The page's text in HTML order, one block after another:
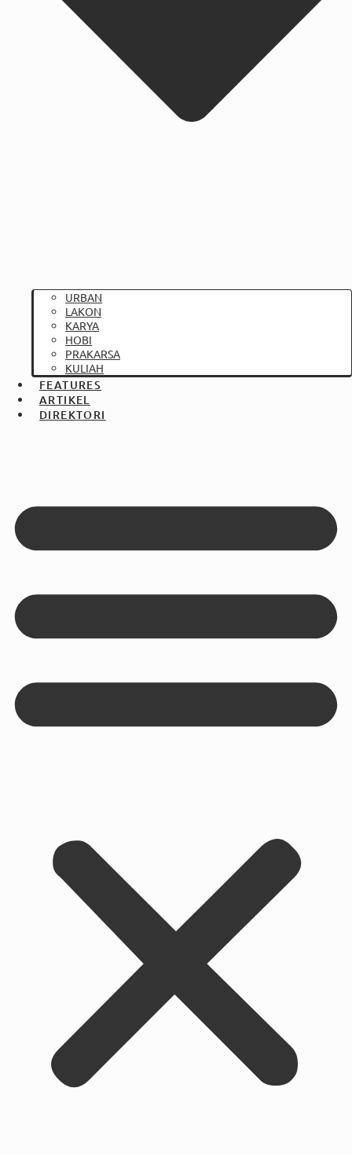
URBAN
LAKON
KARYA
HOBI
PRAKARSA
KULIAH
FEATURES
ARTIKEL
DIREKTORI